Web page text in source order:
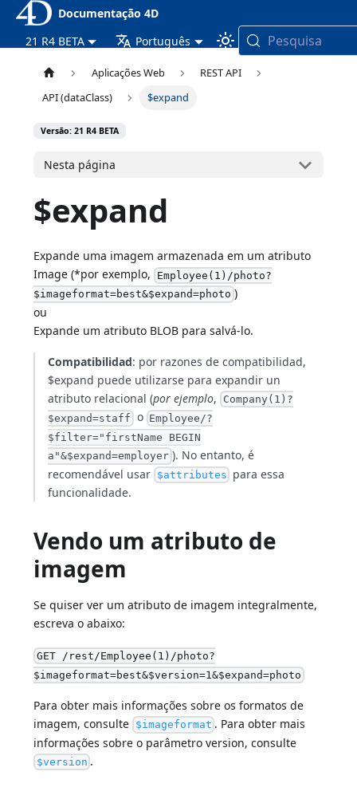
Documentação 4D
21 R4 BETA
Português Pesquisa
Aplicações Web
REST API
API (dataClass)
$expand
Versão: 21 R4 BETA
Nesta página
$expand
Expande uma imagem armazenada em um atributo
Image (*por exemplo, Employee(1)/photo?
$imageformat=best&$expand=photo )
ou
Expande um atributo BLOB para salvá-lo.
Compatibilidad: por razones de compatibilidad,
$expand puede utilizarse para expandir un
atributo relacional (por ejemplo, Company(1)?
$expand=staff o Employee/?
$filter="firstName BEGIN
a"&$expand=employer ). No entanto, é
recomendável usar $attributes para essa
funcionalidade.
Vendo um atributo de
imagem
Se quiser ver um atributo de imagem integralmente,
escreva o abaixo:
GET /rest/Employee(1)/photo?
$imageformat=best&$version=1&$expand=photo
Para obter mais informações sobre os formatos de
imagem, consulte $imageformat . Para obter mais
informações sobre o parâmetro version, consulte
$version .